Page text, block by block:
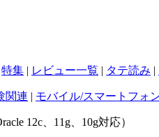
特集 | レビュー一覧 | タテ読み |
関連 | モバイル/スマートフォ
12c、11g、10g対応）